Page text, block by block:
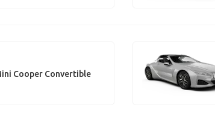
Cooper Convertible